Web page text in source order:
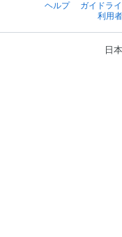
ヘルプ
ガイドラ
利用
日